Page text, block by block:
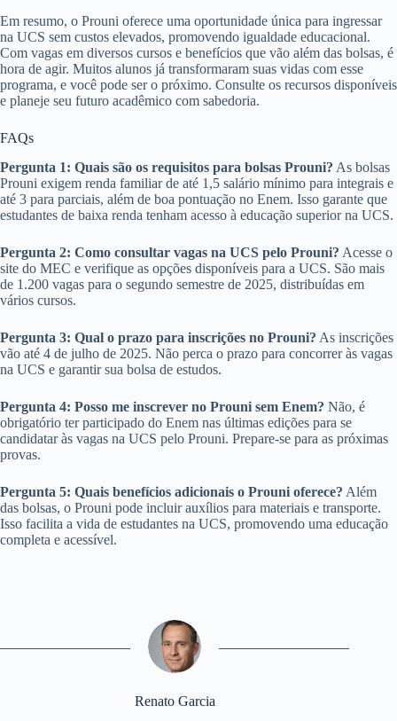
Em resumo, o Prouni oferece uma oportunidade única para ingressar
na UCS sem custos elevados, promovendo igualdade educacional.
Com vagas em diversos cursos e benefícios que vão além das bolsas, é
hora de agir. Muitos alunos já transformaram suas vidas com esse
programa, e você pode ser o próximo. Consulte os recursos disponíveis
e planeje seu futuro acadêmico com sabedoria.
FAQs
Pergunta 1: Quais são os requisitos para bolsas Prouni? As bolsas
Prouni exigem renda familiar de até 1,5 salário mínimo para integrais e
até 3 para parciais, além de boa pontuação no Enem. Isso garante que
estudantes de baixa renda tenham acesso à educação superior na UCS.
Pergunta 2: Como consultar vagas na UCS pelo Prouni? Acesse o
site do MEC e verifique as opções disponíveis para a UCS. São mais
de 1.200 vagas para o segundo semestre de 2025, distribuídas em
vários cursos.
Pergunta 3: Qual o prazo para inscrições no Prouni? As inscrições
vão até 4 de julho de 2025. Não perca o prazo para concorrer às vagas
na UCS e garantir sua bolsa de estudos.
Pergunta 4: Posso me inscrever no Prouni sem Enem? Não, é
obrigatório ter participado do Enem nas últimas edições para se
candidatar às vagas na UCS pelo Prouni. Prepare-se para as próximas
provas.
Pergunta 5: Quais benefícios adicionais o Prouni oferece? Além
das bolsas, o Prouni pode incluir auxílios para materiais e transporte.
Isso facilita a vida de estudantes na UCS, promovendo uma educação
completa e acessível.
Renato Garcia